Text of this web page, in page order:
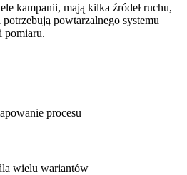
kampanii, mają kilka źródeł ruchu,
powtarzalnego systemu
pomiaru.
procesu
wielu wariantów